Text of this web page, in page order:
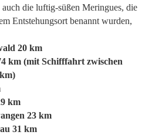
die luftig-süßen Meringues, die
Entstehungsort benannt wurden,
20 km
km (mit Schifffahrt zwischen
km
23 km
31 km